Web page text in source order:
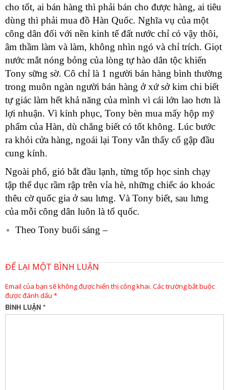
cho tốt, ai bán hàng thì phải bán cho được hàng, ai tiêu
dùng thì phải mua đồ Hàn Quốc. Nghĩa vụ của một
công dân đối với nền kinh tế đất nước chỉ có vậy thôi,
âm thầm làm và làm, không nhìn ngó và chỉ trích. Giọt
nước mắt nóng bỏng của lòng tự hào dân tộc khiến
Tony sững sờ. Cô chỉ là 1 người bán hàng bình thường
trong muôn ngàn người bán hàng ở xứ sở kim chi biết
tự giác làm hết khả năng của mình vì cái lớn lao hơn là
lợi nhuận. Vì kính phục, Tony bèn mua mấy hộp mỹ
phẩm của Hàn, dù chẳng biết có tốt không. Lúc bước
ra khỏi cửa hàng, ngoái lại Tony vẫn thấy cổ gập đầu
cung kính.
Ngoài phố, gió bắt đầu lạnh, từng tốp học sinh chạy
tập thể dục rầm rập trên vỉa hè, những chiếc áo khoác
thêu cờ quốc gia ở sau lưng. Và Tony biết, sau lưng
của mỗi công dân luôn là tổ quốc.
Theo Tony buổi sáng –
ĐỂ LẠI MỘT BÌNH LUẬN
Email của bạn sẽ không được hiển thị công khai. Các trường bắt buộc
được đánh dấu *
BÌNH LUẬN *